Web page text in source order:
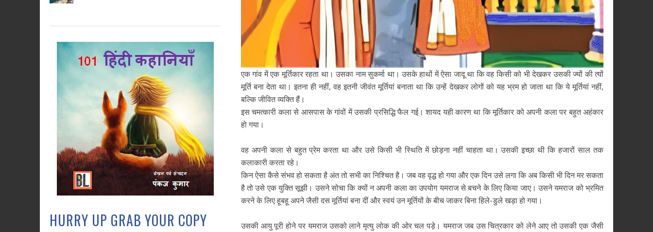
एक गांव में एक मूर्तिकार रहता था। उसका नाम सुकर्मा था। उसके हाथों में ऐसा जादू था कि वह किसी को भी देखकर उसकी ज्यों की त्यों
मूर्ति बना देता था। इतना ही नहीं, वह इतनी जीवंत मूर्तियां बनाता था कि उन्हें देखकर लोगों को यह भ्रम हो जाता था कि ये मूर्तियां नहीं,
बल्कि जीवित व्यक्ति हैं।
इस चमत्कारी कला से आसपास के गांवों में उसकी प्रसिद्धि फैल गई। शायद यही कारण था कि मूर्तिकार को अपनी कला पर बहुत अहंकार
हो गया।
वह अपनी कला से बहुत प्रेम करता था और उसे किसी भी स्थिति में छोड़ना नहीं चाहता था। उसकी इच्छा थी कि हजारों साल तक
कलाकारी करता रहे।
किन ऐसा कैसे संभव हो सकता है अंत तो सभी का निश्चित है। जब वह वृद्ध हो गया और एक दिन उसे लगा कि अब किसी भी दिन मर सकता
है तो उसे एक युक्ति सूझी। उसने सोचा कि क्यों न अपनी कला का उपयोग यमराज से बचने के लिए किया जाए। उसने यमराज को भ्रमित
करने के लिए हूबहू अपने जैसी दस मूर्तियां बना दीं और स्वयं उन मूर्तियों के बीच जाकर बिना हिले-डुले खड़ा हो गया।
उसकी आयु पूरी होने पर यमराज उसको लाने मृत्यु लोक की ओर चल पड़े। यमराज जब उस चित्रकार को लेने आए तो उसकी एक जैसी
HURRY UP GRAB YOUR COPY